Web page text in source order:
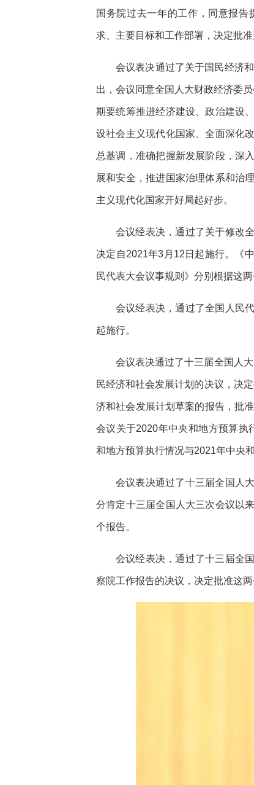
国务院过去一年的工作，同意报告
求、主要目标和工作部署，决定批准
会议表决通过了关于国民经济
出，会议同意全国人大财政经济委
期要统筹推进经济建设、政治建设
设社会主义现代化国家、全面深化
总基调，准确把握新发展阶段，深
展和安全，推进国家治理体系和治
主义现代化国家开好局起好步。
会议经表决，通过了关于修改
决定自2021年3月12日起施行。《
民代表大会议事规则》分别根据这
会议经表决，通过了全国人民
起施行。
会议表决通过了十三届全国人
民经济和社会发展计划的决议，决
济和社会发展计划草案的报告，批
会议关于2020年中央和地方预算执
和地方预算执行情况与2021年中央
会议表决通过了十三届全国人
分肯定十三届全国人大三次会议以
个报告。
会议经表决，通过了十三届全
察院工作报告的决议，决定批准这两